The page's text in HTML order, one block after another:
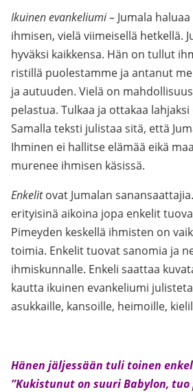
Ikuinen evankeliumi– Jumala
ihmisen, vielä viimeisellä hetkellä.
hyväksi kaikkensa. Hän on tullut
ristillä puolestamme ja antanut
ja autuuden. Vielä on
pelastua. Tulkaa ja ottakaa lahjaksi
Samalla teksti julistaa sitä, että
Ihminen ei hallitse elämää eikä
murenee ihmisen käsissä.
Enkelitovat Jumalan
erityisinä aikoina jopa enkelit
Pimeyden keskellä ihmisten on
toimia. Enkelit tuovat sanomia ja
ihmiskunnalle. Enkeli saattaa
kautta ikuinen evankeliumi
asukkaille, kansoille, heimoille,
Hänen jäljessään tuli toinen
”Kukistunut on suuri Babylon,